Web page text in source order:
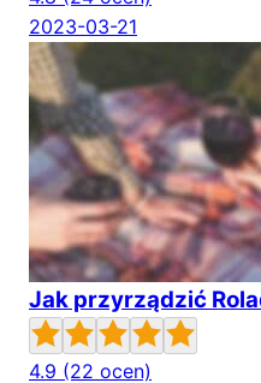
2023-03-21
Jak przyrządzić
4.9 (22 ocen)